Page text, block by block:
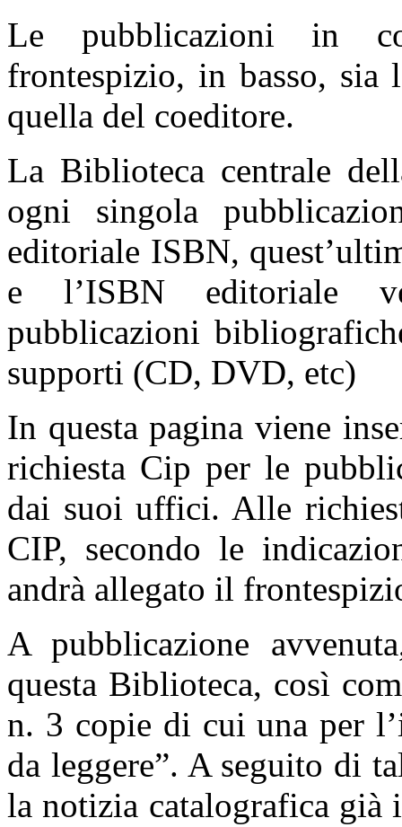
Le pubblicazioni in
frontespizio, in basso, sia
quella del coeditore.
La Biblioteca centrale
ogni singola
editoriale ISBN,
e l’ISBN editoriale
pubblicazioni
supporti (CD, DVD, etc)
In questa pagina viene
richiesta Cip per le
dai suoi uffici. Alle
CIP, secondo le
andrà allegato il
A pubblicazione
questa Biblioteca, così
n. 3 copie di cui una per
da leggere”. A seguito di
la notizia catalografica già